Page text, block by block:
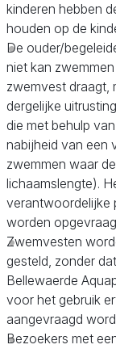
kinderen hebben
houden op de
De ouder/
niet kan
zwemvest draagt,
dergelijke
die met behulp
nabijheid van een
zwemmen waar
lichaamslengte).
verantwoordelijke
worden
Zwemvesten
gesteld, zonder
Bellewaerde
voor het gebruik
aangevraagd
Bezoekers met